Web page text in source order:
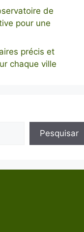
de
pour une
précis et
chaque ville
Pesquisar